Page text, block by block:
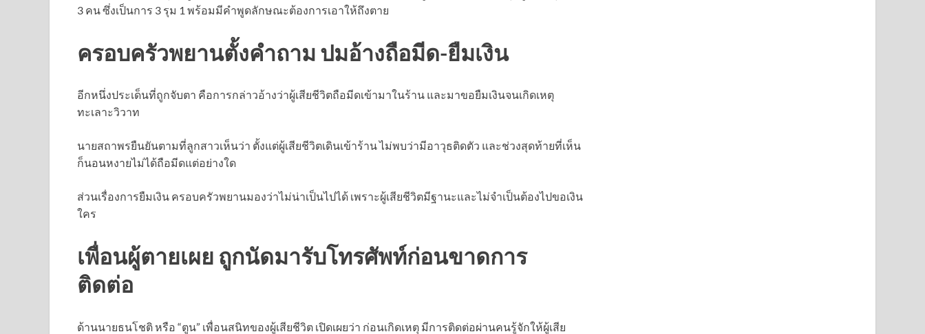
3 คน ซึ่งเป็นการ 3 รุม 1 พร้อมมีคำพูดลักษณะต้องการเอาให้ถึงตาย
ครอบครัวพยานตั้งคำถาม ปมอ้างถือมีด-ยืมเงิน
อีกหนึ่งประเด็นที่ถูกจับตา คือการกล่าวอ้างว่าผู้เสียชีวิตถือมีดเข้ามาในร้าน และมาขอยืมเงินจนเกิดเหตุ
ทะเลาะวิวาท
นายสถาพรยืนยันตามที่ลูกสาวเห็นว่า ตั้งแต่ผู้เสียชีวิตเดินเข้าร้าน ไม่พบว่ามีอาวุธติดตัว และช่วงสุดท้ายที่เห็น
ก็นอนหงายไม่ได้ถือมีดแต่อย่างใด
ส่วนเรื่องการยืมเงิน ครอบครัวพยานมองว่าไม่น่าเป็นไปได้ เพราะผู้เสียชีวิตมีฐานะและไม่จำเป็นต้องไปขอเงิน
ใคร
เพื่อนผู้ตายเผย ถูกนัดมารับโทรศัพท์ก่อนขาดการ
ติดต่อ
ด้านนายธนโชติ หรือ “ตูน” เพื่อนสนิทของผู้เสียชีวิต เปิดเผยว่า ก่อนเกิดเหตุ มีการติดต่อผ่านคนรู้จักให้ผู้เสีย